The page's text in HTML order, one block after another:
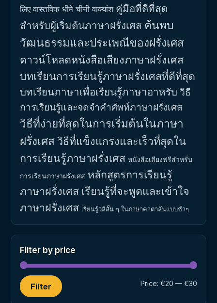
लिए वास्तविक धीमे चीनी वाक्यांश คู่มือที่ดีที่สุด
สำหรับผู้เริ่มต้นภาษาฝรั่งเศส ค้นพบ
วัฒนธรรมและประเพณีของฝรั่งเศส
ดาวน์โหลดหนังสือเสียงภาษาฝรั่งเศส
บทเรียนการเรียนรู้ภาษาฝรั่งเศสที่ดีที่สุด
บทเรียนภาษาเพื่อเรียนรู้ภาษาอาหรับ วิธี
การเรียนรู้และจดจำคำศัพท์ภาษาฝรั่งเศส
วิธีที่ง่ายที่สุดในการเริ่มต้นในภาษา
ฝรั่งเศสวิธีที่แข็งแกร่งและเร็วที่สุดใน
การเรียนรู้ภาษาฝรั่งเศส หนังสือเสียงฟรีสำหรับ
การเรียนภาษาฝรั่งเศส หลักสูตรการเรียนรู้
ภาษาฝรั่งเศส เรียนรู้ที่จะพูดและเข้าใจ
ภาษาฝรั่งเศส เรียนรู้วลีสั้น ๆ ในภาษาคาตาลันแบบช้าๆ
Filter by price
Filter Price: €20 — €30